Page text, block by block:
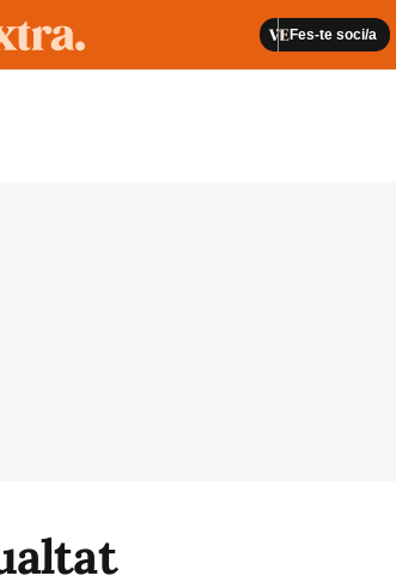
Fes-te soci/a